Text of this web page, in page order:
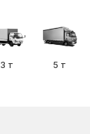
3 т 5 т